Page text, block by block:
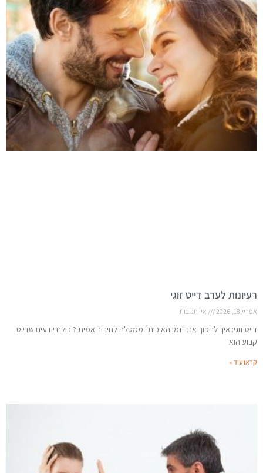
רעיונות לערב דייט זוגי
אפריל 18, 2026 אין תגובות
דייט זוגי: איך להפוך את "זמן האיכות" ממטלה לחיבור אמיתי? כולנו יודעים שדייט
קבוע הוא
קראו עוד »